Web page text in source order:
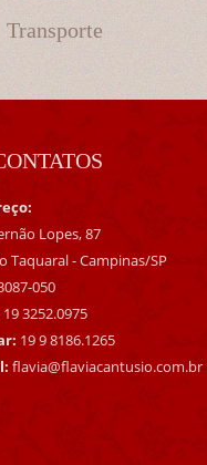
Transporte
Lopes, 87
Taquaral - Campinas/SP
050
19 3252.0975
19 9 8186.1265
flavia@flaviacantusio.com.br